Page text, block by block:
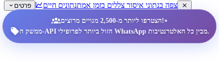
פרטים
צפה בנתוני איסור צללים בזמן אמתנתונים חיים
הצטרפו ליותר מ-2,500 מנויים מרוצים!•
ממשק ה-API הזול ביותר לפרופילי WhatsApp מבין כל האלטרנטיבות.